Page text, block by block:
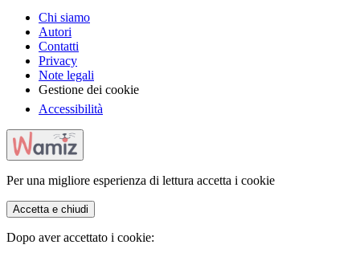
Chi siamo
Autori
Contatti
Privacy
Note legali
Gestione dei cookie
Accessibilità
Per una migliore esperienza di lettura accetta i cookie
Accetta e chiudi
Dopo aver accettato i cookie: